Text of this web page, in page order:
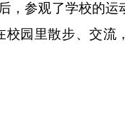
参观了学校的运
园里散步、交流